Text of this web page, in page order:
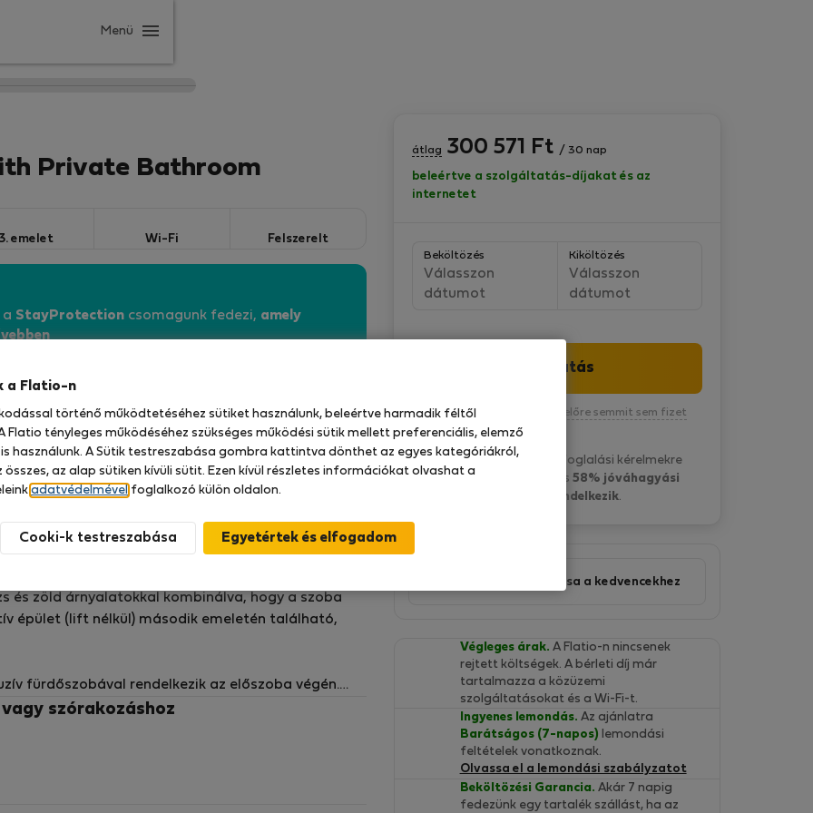
Menü
Private Bathroom
emelet Wi-Fi Felszerelt
a StayProtection csomagunk fedezi, amely
lepedők). Sajátot kell hoznia.
építészet jellemzi, amely maximális kényelmet
lényegét. Kortárs skandináv stílusban díszített,
és zöld árnyalatokkal kombinálva, hogy a szoba
épület (lift nélkül) második emeletén található,
fürdőszobával rendelkezik az előszoba végén.
100-as busszal Zlicinig, majd onnan metróval a
transzfer megszervezésére is a repülőtérről,
szórakozáshoz
átlag 300 571 Ft / 30 nap
beleértve a szolgáltatás-díjakat és az
internetet
Beköltözés
Válasszon
dátumot
Kiköltözés
Válasszon
dátumot
Folytatás
Kötelezettség nélkül, egyelőre semmit sem fizet
Daniel M. általában a foglalási kérelmekre
4 óra belül válaszol
és58% jóváhagyási
aránnyal rendelkezik.
Ajánlat hozzáadása a kedvencekhez
Végleges árak. A Flatio-n nincsenek
rejtett költségek. A bérleti díj már
tartalmazza a közüzemi
szolgáltatásokat és a Wi-Fi-t.
Ingyenes lemondás. Az ajánlatra
Barátságos (7-napos) lemondási
feltételek vonatkoznak.
Olvassa el a lemondási szabályzatot
Beköltözési Garancia. Akár 7 napig
fedezünk egy tartalék szállást, ha az
a Flatio-n
történő működtetéséhez sütiket használunk, beleértve harmadik féltől
Flatio tényleges működéséhez szükséges működési sütik mellett preferenciális, elemző
használunk. A Sütik testreszabása gombra kattintva dönthet az egyes kategóriákról,
az alap sütiken kívüli sütit. Ezen kívül részletes információkat olvashat a
adatvédelmével foglalkozó külön oldalon.
Cooki-k testreszabása